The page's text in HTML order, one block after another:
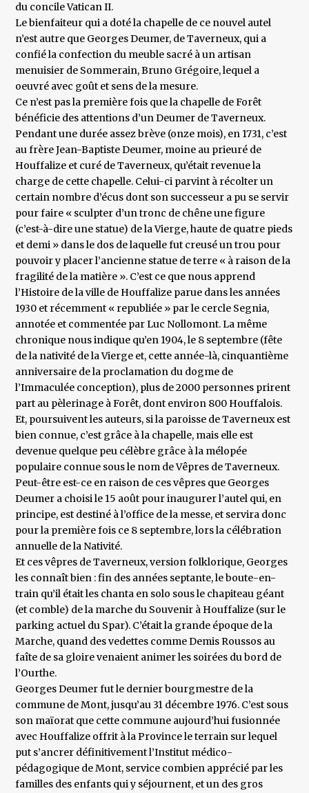
du concile Vatican II.
Le bienfaiteur qui a doté la chapelle de ce nouvel autel
n’est autre que Georges Deumer, de Taverneux, qui a
confié la confection du meuble sacré à un artisan
menuisier de Sommerain, Bruno Grégoire, lequel a
oeuvré avec goût et sens de la mesure.
Ce n’est pas la première fois que la chapelle de Forêt
bénéficie des attentions d’un Deumer de Taverneux.
Pendant une durée assez brève (onze mois), en 1731, c’est
au frère Jean-Baptiste Deumer, moine au prieuré de
Houffalize et curé de Taverneux, qu’était revenue la
charge de cette chapelle. Celui-ci parvint à récolter un
certain nombre d’écus dont son successeur a pu se servir
pour faire « sculpter d’un tronc de chêne une figure
(c’est-à-dire une statue) de la Vierge, haute de quatre pieds
et demi » dans le dos de laquelle fut creusé un trou pour
pouvoir y placer l’ancienne statue de terre « à raison de la
fragilité de la matière ». C’est ce que nous apprend
l’Histoire de la ville de Houffalize parue dans les années
1930 et récemment « republiée » par le cercle Segnia,
annotée et commentée par Luc Nollomont. La même
chronique nous indique qu’en 1904, le 8 septembre (fête
de la nativité de la Vierge et, cette année-là, cinquantième
anniversaire de la proclamation du dogme de
l’Immaculée conception), plus de 2000 personnes prirent
part au pèlerinage à Forêt, dont environ 800 Houffalois.
Et, poursuivent les auteurs, si la paroisse de Taverneux est
bien connue, c’est grâce à la chapelle, mais elle est
devenue quelque peu célèbre grâce à la mélopée
populaire connue sous le nom de Vêpres de Taverneux.
Peut-être est-ce en raison de ces vêpres que Georges
Deumer a choisi le 15 août pour inaugurer l’autel qui, en
principe, est destiné à l’office de la messe, et servira donc
pour la première fois ce 8 septembre, lors la célébration
annuelle de la Nativité.
Et ces vêpres de Taverneux, version folklorique, Georges
les connaît bien : fin des années septante, le boute-en-
train qu’il était les chanta en solo sous le chapiteau géant
(et comble) de la marche du Souvenir à Houffalize (sur le
parking actuel du Spar). C’était la grande époque de la
Marche, quand des vedettes comme Demis Roussos au
faîte de sa gloire venaient animer les soirées du bord de
l’Ourthe.
Georges Deumer fut le dernier bourgmestre de la
commune de Mont, jusqu’au 31 décembre 1976. C’est sous
son maïorat que cette commune aujourd’hui fusionnée
avec Houffalize offrit à la Province le terrain sur lequel
put s’ancrer définitivement l’Institut médico-
pédagogique de Mont, service combien apprécié par les
familles des enfants qui y séjournent, et un des gros